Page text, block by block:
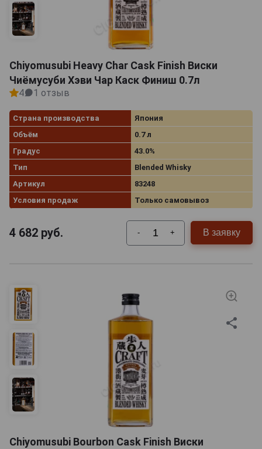
Chiyomusubi Heavy Char Cask Finish Виски
Чиёмусуби Хэви Чар Каск Финиш 0.7л
4 1 отзыв
Страна производства
Япония
Объём
0.7 л
Градус
43.0%
Тип
Blended Whisky
Артикул
83248
Условия продаж
Только самовывоз
4 682 руб. - + В заявку
Chiyomusubi Bourbon Cask Finish Виски